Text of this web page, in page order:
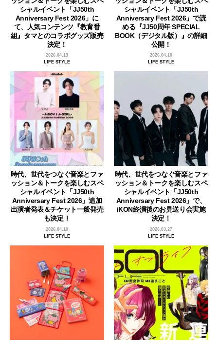
シャルイベント「JJ50th
Anniversary Fest 2026」に
て、人気コンテンツ『教育番
組』タマとのコラボグッズ販売
決定！
2026.04.13
LIFE STYLE
シャルイベント「JJ50th
Anniversary Fest 2026」で読
める『JJ50周年 SPECIAL
BOOK（デジタル版）』の詳細
公開！
2026.04.10
LIFE STYLE
時代、世代をつなぐ音楽とファ
ッション＆トークを楽しむスペ
シャルイベント「JJ50th
Anniversary Fest 2026」追加
出演者発表＆チケット一般発売
も決定！
2026.04.10
LIFE STYLE
時代、世代をつなぐ音楽とファ
ッション＆トークを楽しむスペ
シャルイベント「JJ50th
Anniversary Fest 2026」で、
iKON終演後のお見送り会実施
決定！
2026.03.27
LIFE STYLE